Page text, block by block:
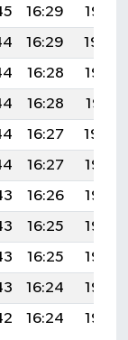
16:29
19:35
16:29
19:34
16:28
19:32
16:28
19:31
16:27
19:30
16:27
19:28
16:26
19:27
16:25
19:26
16:25
19:25
16:24
19:23
16:24 19:22